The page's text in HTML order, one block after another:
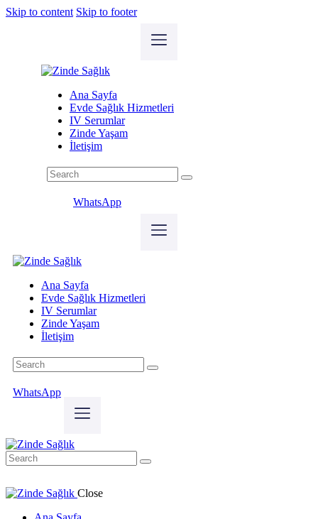
Skip to content Skip to footer
Ana Sayfa
Evde Sağlık Hizmetleri
IV Serumlar
Zinde Yaşam
İletişim
WhatsApp
Ana Sayfa
Evde Sağlık Hizmetleri
IV Serumlar
Zinde Yaşam
İletişim
WhatsApp
Close